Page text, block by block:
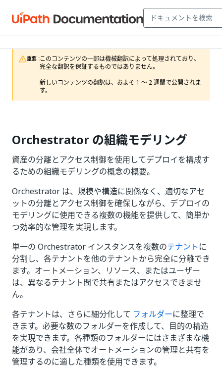
重要 :このコンテンツの一部は機械翻訳によって処理されており、
完全な翻訳を保証するものではありません。
新しいコンテンツの翻訳は、およそ 1 ～ 2 週間で公開されま
す。
Orchestrator の組織モデリング
資産の分離とアクセス制御を使用してデプロイを構成す
るための組織モデリングの概念の概要。
Orchestrator は、規模や構造に関係なく、適切なアセ
ットの分離とアクセス制御を確保しながら、デプロイの
モデリングに使用できる複数の機能を提供して、簡単か
つ効率的な管理を実現します。
単一の Orchestrator インスタンスを複数のテナントに
分割し、各テナントを他のテナントから完全に分離でき
ます。オートメーション、リソース、またはユーザー
は、異なるテナント間で共有またはアクセスできませ
ん。
各テナントは、さらに細分化して フォルダーに整理で
きます。必要な数のフォルダーを作成して、目的の構造
を実現できます。各種類のフォルダーにはさまざまな機
能があり、会社全体でオートメーションの管理と共有を
管理するのに適した種類を使用できます。